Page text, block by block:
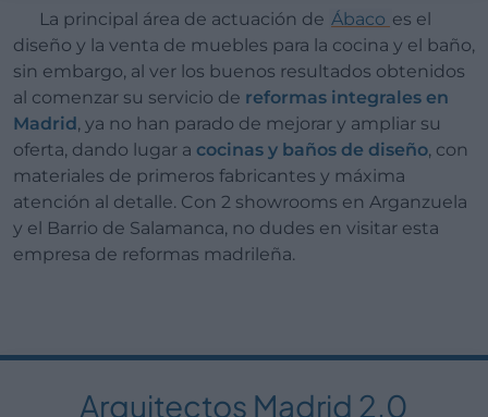
La principal área de actuación de Ábaco es el
diseño y la venta de muebles para la cocina y el baño,
sin embargo, al ver los buenos resultados obtenidos
al comenzar su servicio de reformas integrales en
Madrid , ya no han parado de mejorar y ampliar su
oferta, dando lugar a cocinas y baños de diseño, con
materiales de primeros fabricantes y máxima
atención al detalle. Con 2 showrooms en Arganzuela
y el Barrio de Salamanca, no dudes en visitar esta
empresa de reformas madrileña.
Arquitectos Madrid 2.0